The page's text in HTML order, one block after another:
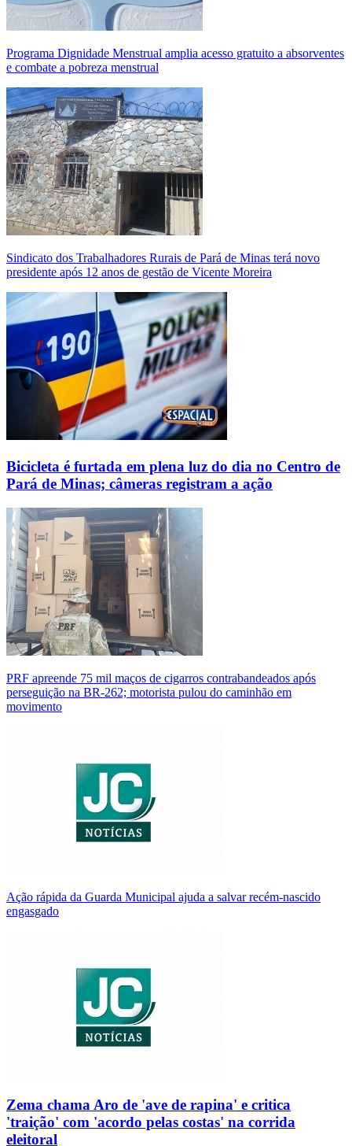
Programa Dignidade Menstrual amplia acesso gratuito a absorventes
e combate a pobreza menstrual
Sindicato dos Trabalhadores Rurais de Pará de Minas terá novo
presidente após 12 anos de gestão de Vicente Moreira
Bicicleta é furtada em plena luz do dia no Centro de
Pará de Minas; câmeras registram a ação
PRF apreende 75 mil maços de cigarros contrabandeados após
perseguição na BR-262; motorista pulou do caminhão em
movimento
Ação rápida da Guarda Municipal ajuda a salvar recém-nascido
engasgado
Zema chama Aro de 'ave de rapina' e critica
'traição' com 'acordo pelas costas' na corrida
eleitoral